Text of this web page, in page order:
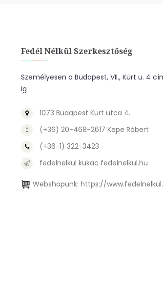
Fedél Nélkül Szerkesztőség
Személyesen a Budapest, VII., Kürt u. 4
ig
1073 Budapest Kürt utca 4.
(+36) 20-468-2617 Kepe Róbert
(+36-1) 322-3423
fedelnelkul kukac fedelnelkul.hu
Webshopunk: https://